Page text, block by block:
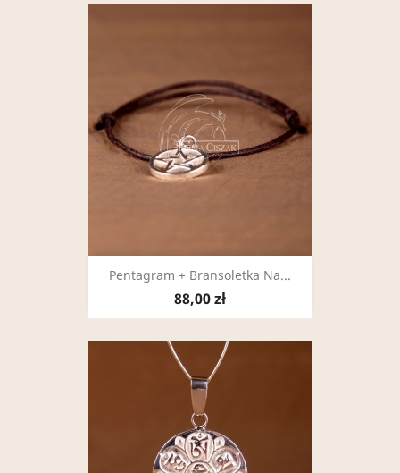
Pentagram + Bransoletka Na...
88,00 zł